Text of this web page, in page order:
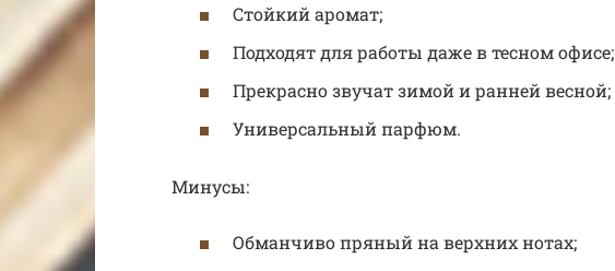
Стойкий аромат;
Подходят для работы даже в тесном офисе;
Прекрасно звучат зимой и ранней весной;
Универсальный парфюм.
Минусы:
Обманчиво пряный на верхних нотах;